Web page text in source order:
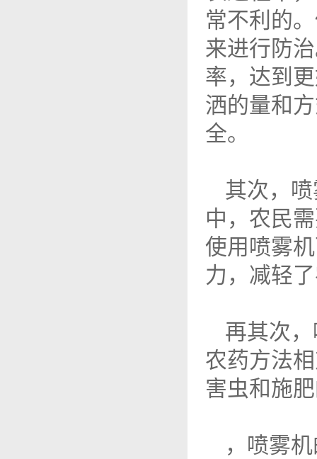
常不利的
来进行防
率，达到
洒的量和
全。
其次，
中，农民
使用喷雾
力，减轻
再其次
农药方法
害虫和施
，喷雾